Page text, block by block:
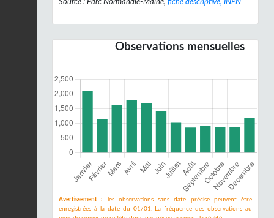
Source : Parc Normandie-Maine, fiche descriptive, INPN
Observations mensuelles
Avertissement :
les observations sans date précise peuvent être
enregistrées à la date du 01/01. La fréquence des observations au